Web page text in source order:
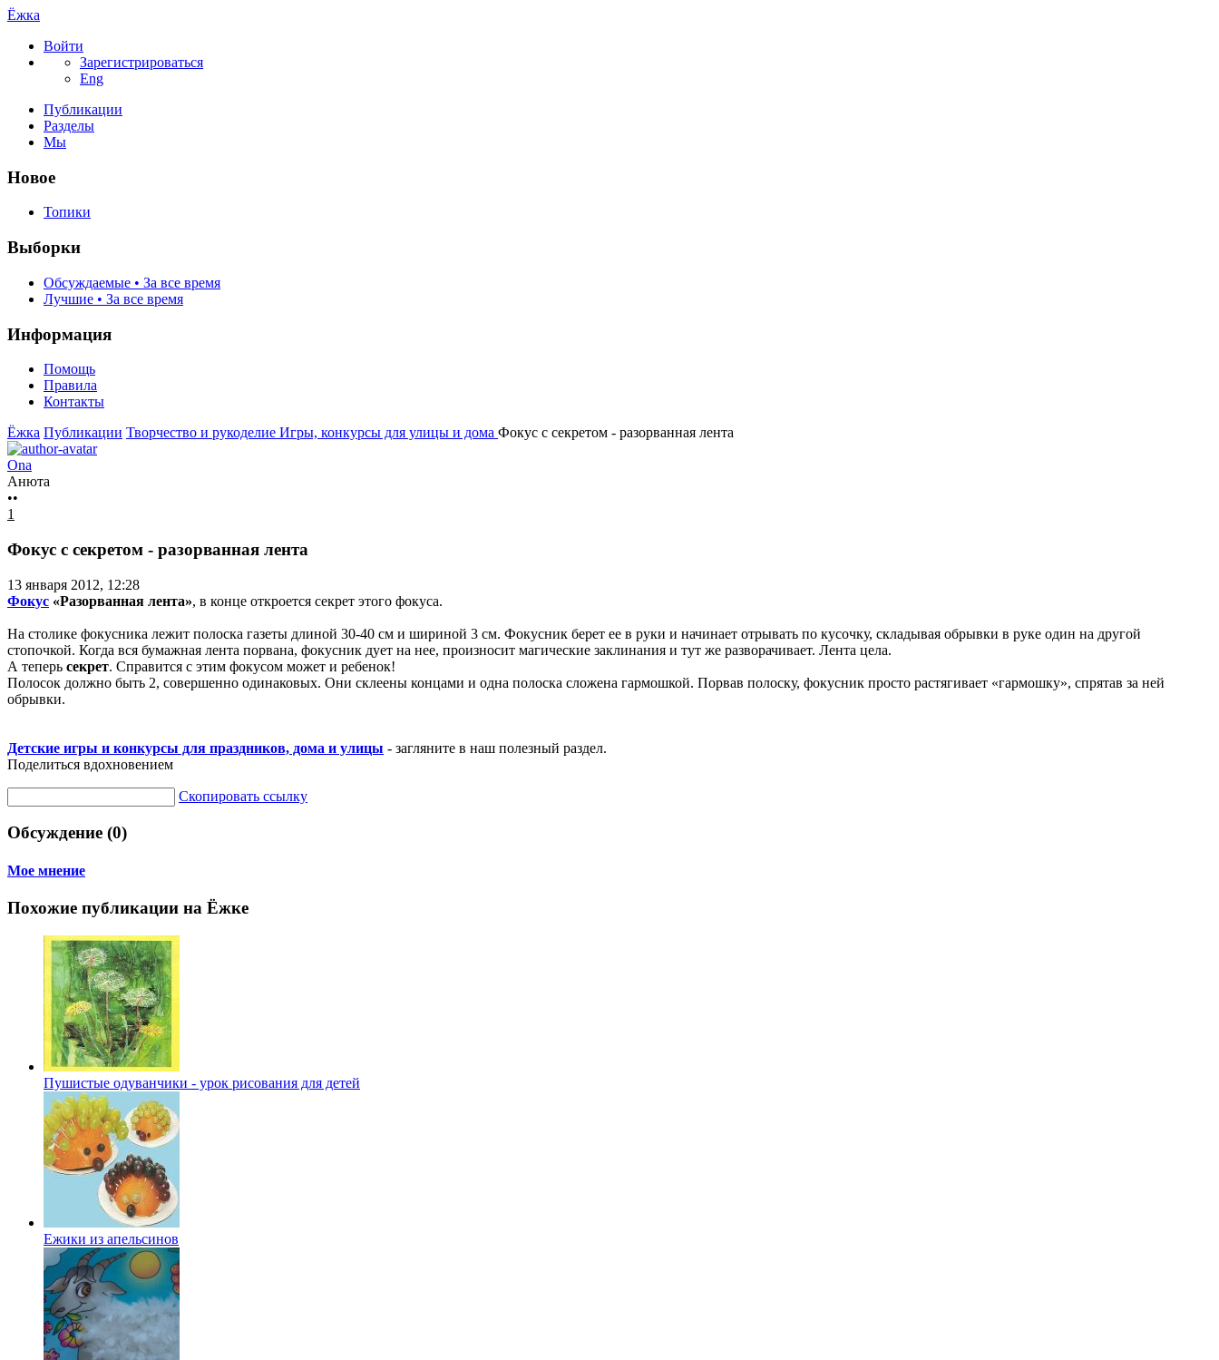
Ёжка
Войти
Зарегистрироваться
Eng
Публикации
Разделы
Мы
Новое
Топики
Выборки
Обсуждаемые • За все время
Лучшие • За все время
Информация
Помощь
Правила
Контакты
Ёжка Публикации Творчество и рукоделие Игры, конкурсы для улицы и дома Фокус с секретом - разорванная лента
Ona
Анюта
••
1
Фокус с секретом - разорванная лента
13 января 2012, 12:28
Фокус «Разорванная лента», в конце откроется секрет этого фокуса.
На столике фокусника лежит полоска газеты длиной 30-40 см и шириной 3 см. Фокусник берет ее в руки и начинает отрывать по кусочку, складывая обрывки в руке один на другой
стопочкой. Когда вся бумажная лента порвана, фокусник дует на нее, произносит магические заклинания и тут же разворачивает. Лента цела.
А теперь секрет. Справится с этим фокусом может и ребенок!
Полосок должно быть 2, совершенно одинаковых. Они склеены концами и одна полоска сложена гармошкой. Порвав полоску, фокусник просто растягивает «гармошку», спрятав за ней
обрывки.
Детские игры и конкурсы для праздников, дома и улицы - загляните в наш полезный раздел.
Поделиться вдохновением
Скопировать ссылку
Обсуждение (0)
Мое мнение
Похожие публикации на Ёжке
Пушистые одуванчики - урок рисования для детей
Ежики из апельсинов